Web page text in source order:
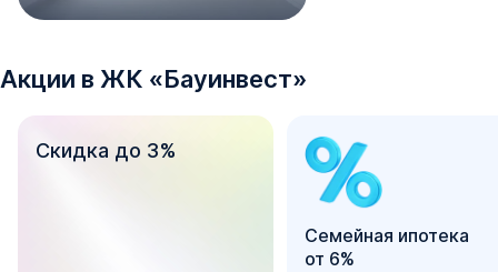
Акции в ЖК «Бауинвест»
Скидка до 3%
Семейная ипотека
от 6%